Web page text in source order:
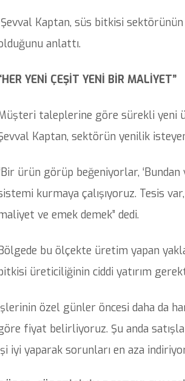
Şevval Kaptan, süs bitkisi
anlattı.
YENİ ÇEŞİT YENİ BİR MALİYET”
taleplerine göre sürekli yeni
Kaptan, sektörün yenilik
ürün görüp beğeniyorlar,
kurmaya çalışıyoruz. Tesis
ve emek demek” dedi.
bu ölçekte üretim yapan
üreticiliğinin ciddi yatırım
özel günler öncesi daha da
fiyat belirliyoruz. Şu anda
iyi yaparak sorunları en aza